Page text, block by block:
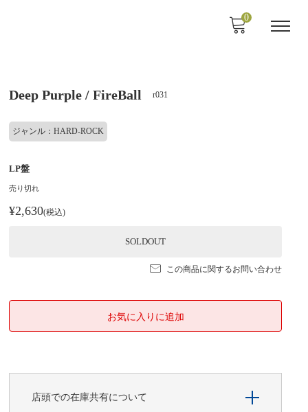
0
Deep Purple / FireBall r031
ジャンル：HARD-ROCK
LP盤
売り切れ
¥2,630(税込)
SOLDOUT
この商品に関するお問い合わせ
店頭での在庫共有について